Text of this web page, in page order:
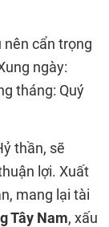
nên cẩn trọng
ngày:
tháng: Quý
thần, sẽ
lợi. Xuất
mang lại tài
Tây Nam, xấu